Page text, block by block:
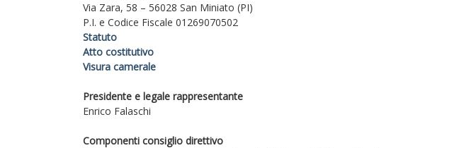
Via Zara, 58 – 56028 San Miniato (PI)
P.I. e Codice Fiscale 01269070502
Statuto
Atto costitutivo
Visura camerale
Presidente e legale rappresentante
Enrico Falaschi
Componenti consiglio direttivo